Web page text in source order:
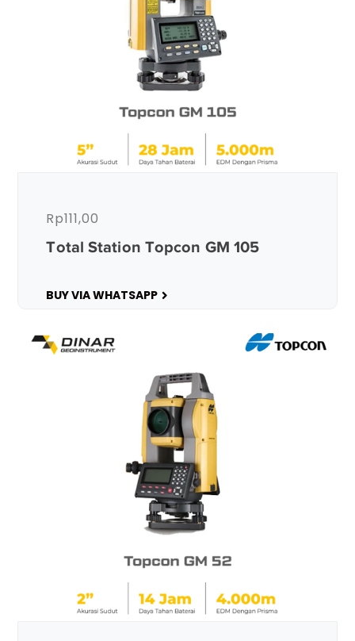
Total Station Topcon GM 105
Rp111,00
BUY VIA WHATSAPP